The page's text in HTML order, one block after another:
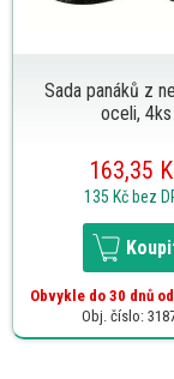
Sada panáků z
oceli, 4ks
163,35
135 Kč bez
Obvykle do 30 dnů
Obj. číslo: